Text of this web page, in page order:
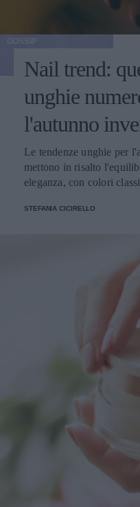
Nail trend:
unghie
l'autunno
Le tendenze unghie per
mettono in risalto
eleganza, con colori
STEFANIA CICIRELLO